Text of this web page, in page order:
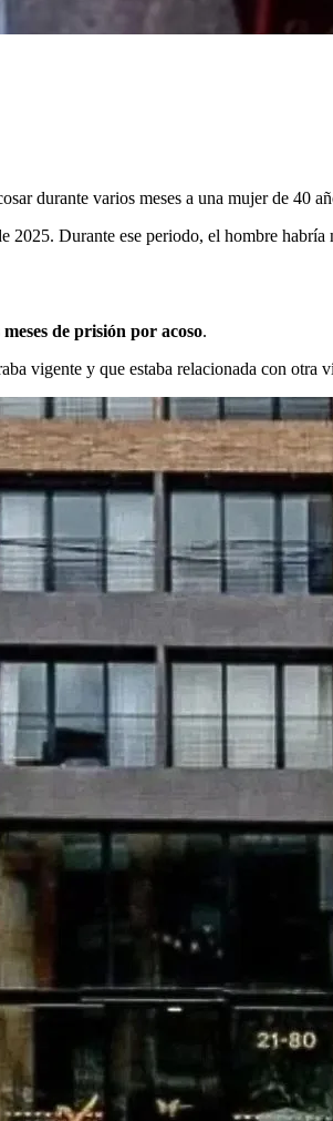
durante varios meses a una mujer de 40
Durante ese periodo, el hombre
meses de prisión por acoso.
vigente y que estaba relacionada con otra